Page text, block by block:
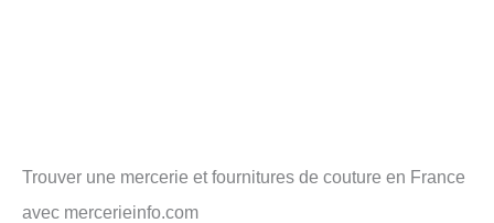
Trouver une mercerie et fournitures de couture en France
avec mercerieinfo.com